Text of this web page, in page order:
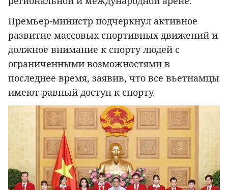
Премьер-министр подчеркнул активное
развитие массовых спортивных движений и
должное внимание к спорту людей с
ограниченными возможностями в
последнее время, заявив, что все вьетнамцы
имеют равный доступ к спорту.